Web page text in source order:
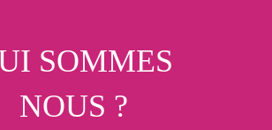
SOMMES
NOUS ?